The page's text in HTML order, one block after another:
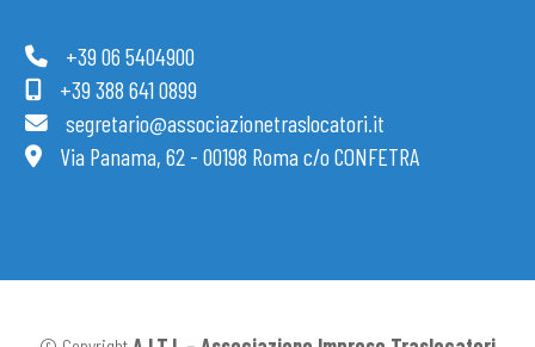
+39 06 5404900
+39 388 641 0899
segretario@associazionetraslocatori.it
Via Panama, 62 - 00198 Roma c/o CONFETRA